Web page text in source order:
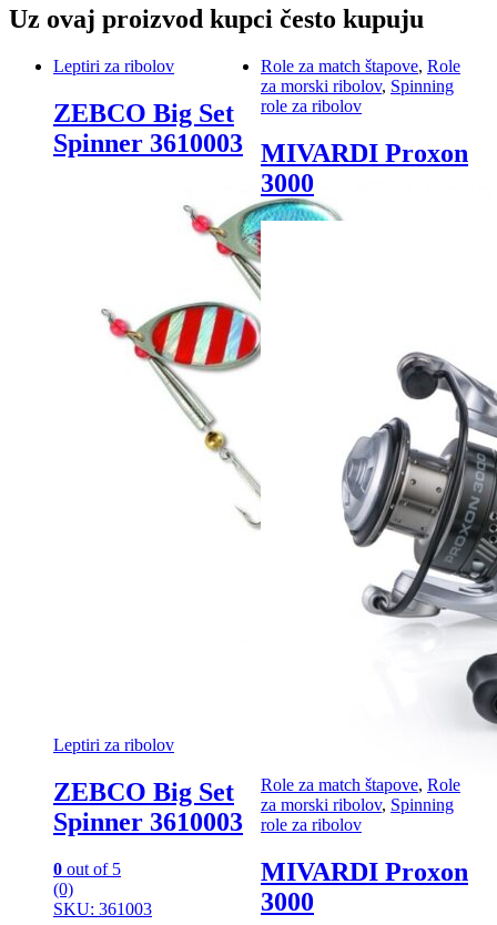
Uz ovaj proizvod kupci često kupuju
Leptiri za ribolov
ZEBCO Big Set
Spinner 3610003
Leptiri za ribolov
ZEBCO Big Set
Spinner 3610003
0 out of 5
(0)
SKU: 361003
Role za match štapove, Role
za morski ribolov, Spinning
role za ribolov
MIVARDI Proxon
3000
Role za match štapove, Role
za morski ribolov, Spinning
role za ribolov
MIVARDI Proxon
3000